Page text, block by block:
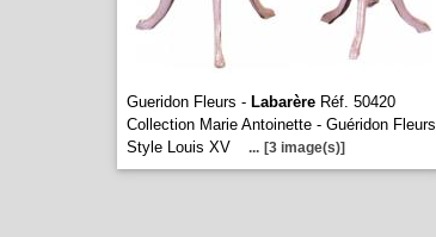
Gueridon Fleurs - Labarère Réf. 50420
Collection Marie Antoinette - Guéridon Fleurs
Style Louis XV
... [3 image(s)]